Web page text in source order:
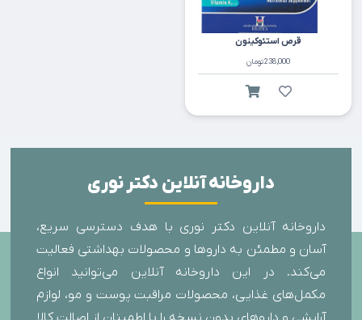
قرص استئوکينون
238,000تومان
داروخانه آنلاین دکتر نوری
داروخانه آنلاین دکتر نوری با هدف دسترسی سریع،
آسان و مطمئن به داروها و محصولات بهداشتی فعالیت
می‌کند. در این داروخانه آنلاین می‌توانید انواع
مکمل‌های غذایی، محصولات مراقبت پوست و مو، لوازم